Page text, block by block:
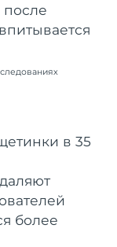
после
в 35
более
дата доставки
11/8/26
дата доставки
дата доставки
дата доставки
13/8/26
дата доставки